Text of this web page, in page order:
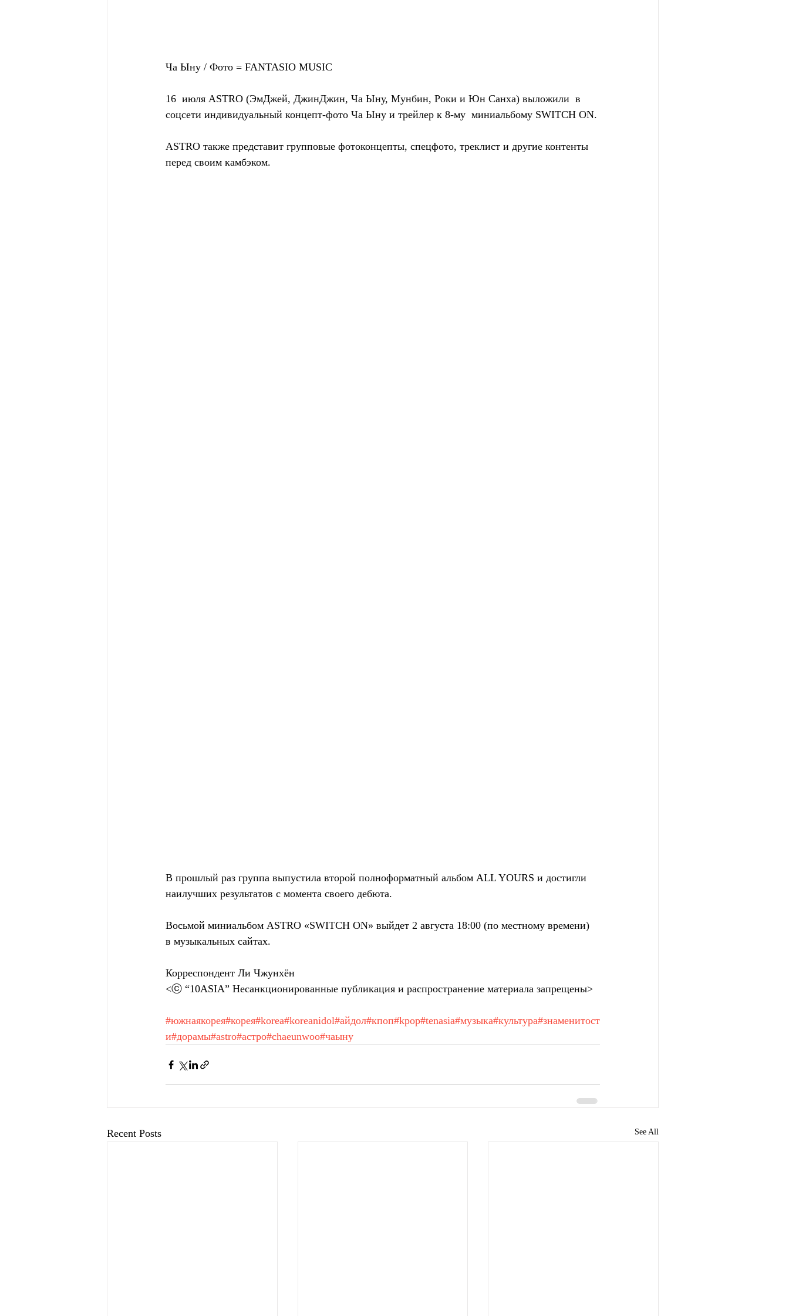
Ча Ыну / Фото = FANTASIO MUSIC
16  июля ASTRO (ЭмДжей, ДжинДжин, Ча Ыну, Мунбин, Роки и Юн Санха) выложили  в
соцсети индивидуальный концепт-фото Ча Ыну и трейлер к 8-му  миниальбому SWITCH ON.
ASTRO также представит групповые фотоконцепты, спецфото, треклист и другие контенты
перед своим камбэком.
В прошлый раз группа выпустила второй полноформатный альбом ALL YOURS и достигли
наилучших результатов с момента своего дебюта.
Восьмой миниальбом ASTRO «SWITCH ON» выйдет 2 августа 18:00 (по местному времени)
в музыкальных сайтах.
Корреспондент Ли Чжунхён
<ⓒ “10ASIA” Несанкционированные публикация и распространение материала запрещены>
#южнаякорея#корея#korea#koreanidol#айдол#кпоп#kpop#tenasia#музыка#культура#знаменитост
и#дорамы#astro#астро#chaeunwoo#чаыну
Recent Posts See All